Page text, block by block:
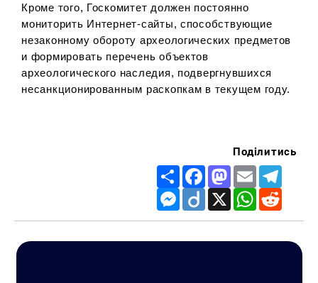
Кроме того, Госкомитет должен постоянно
мониторить Интернет-сайты, способствующие
незаконному обороту археологических предметов
и формировать перечень объектов
археологического наследия, подвергнувшихся
несанкционированным раскопкам в текущем году.
Поділитись
Share FacebookMastodon
Email
Messenger
Diigo X WhatsApp